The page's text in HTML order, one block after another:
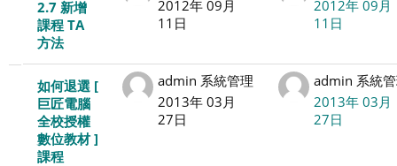
2.7 新增
課程 TA
方法
2012年 09月
11日
2012年 09月
11日
如何退選 [
巨匠電腦
全校授權
數位教材 ]
課程
admin 系統管理
2013年 03月
27日
admin 系統
2013年 03月
27日